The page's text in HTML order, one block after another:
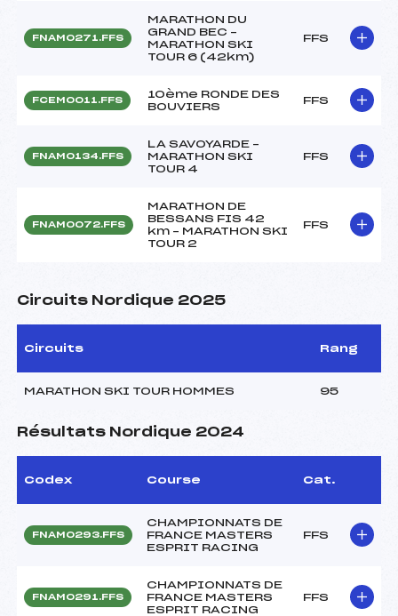
FNAM0271.FFS
MARATHON DU
GRAND BEC –
MARATHON SKI
TOUR 6 (42km)
FFS
FCEM0011.FFS
10ème RONDE DES
BOUVIERS
FFS
FNAM0134.FFS
LA SAVOYARDE –
MARATHON SKI
TOUR 4
FFS
FNAM0072.FFS
MARATHON DE
BESSANS FIS 42
km – MARATHON SKI
TOUR 2
FFS
Circuits Nordique 2025
Circuits Rang
MARATHON SKI TOUR HOMMES 95
Résultats Nordique 2024
Codex Course Cat.
FNAM0293.FFS
CHAMPIONNATS DE
FRANCE MASTERS
ESPRIT RACING
FFS
FNAM0291.FFS
CHAMPIONNATS DE
FRANCE MASTERS
ESPRIT RACING
FFS